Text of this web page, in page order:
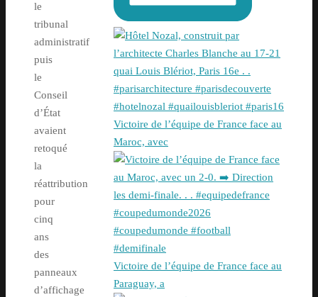
le
tribunal
administratif
puis
le
Conseil
d’État
avaient
retoqué
la
réattribution
pour
cinq
ans
des
panneaux
d’affichage
Victoire de l’équipe de France face au
Maroc, avec
Victoire de l’équipe de France face au
Paraguay, a